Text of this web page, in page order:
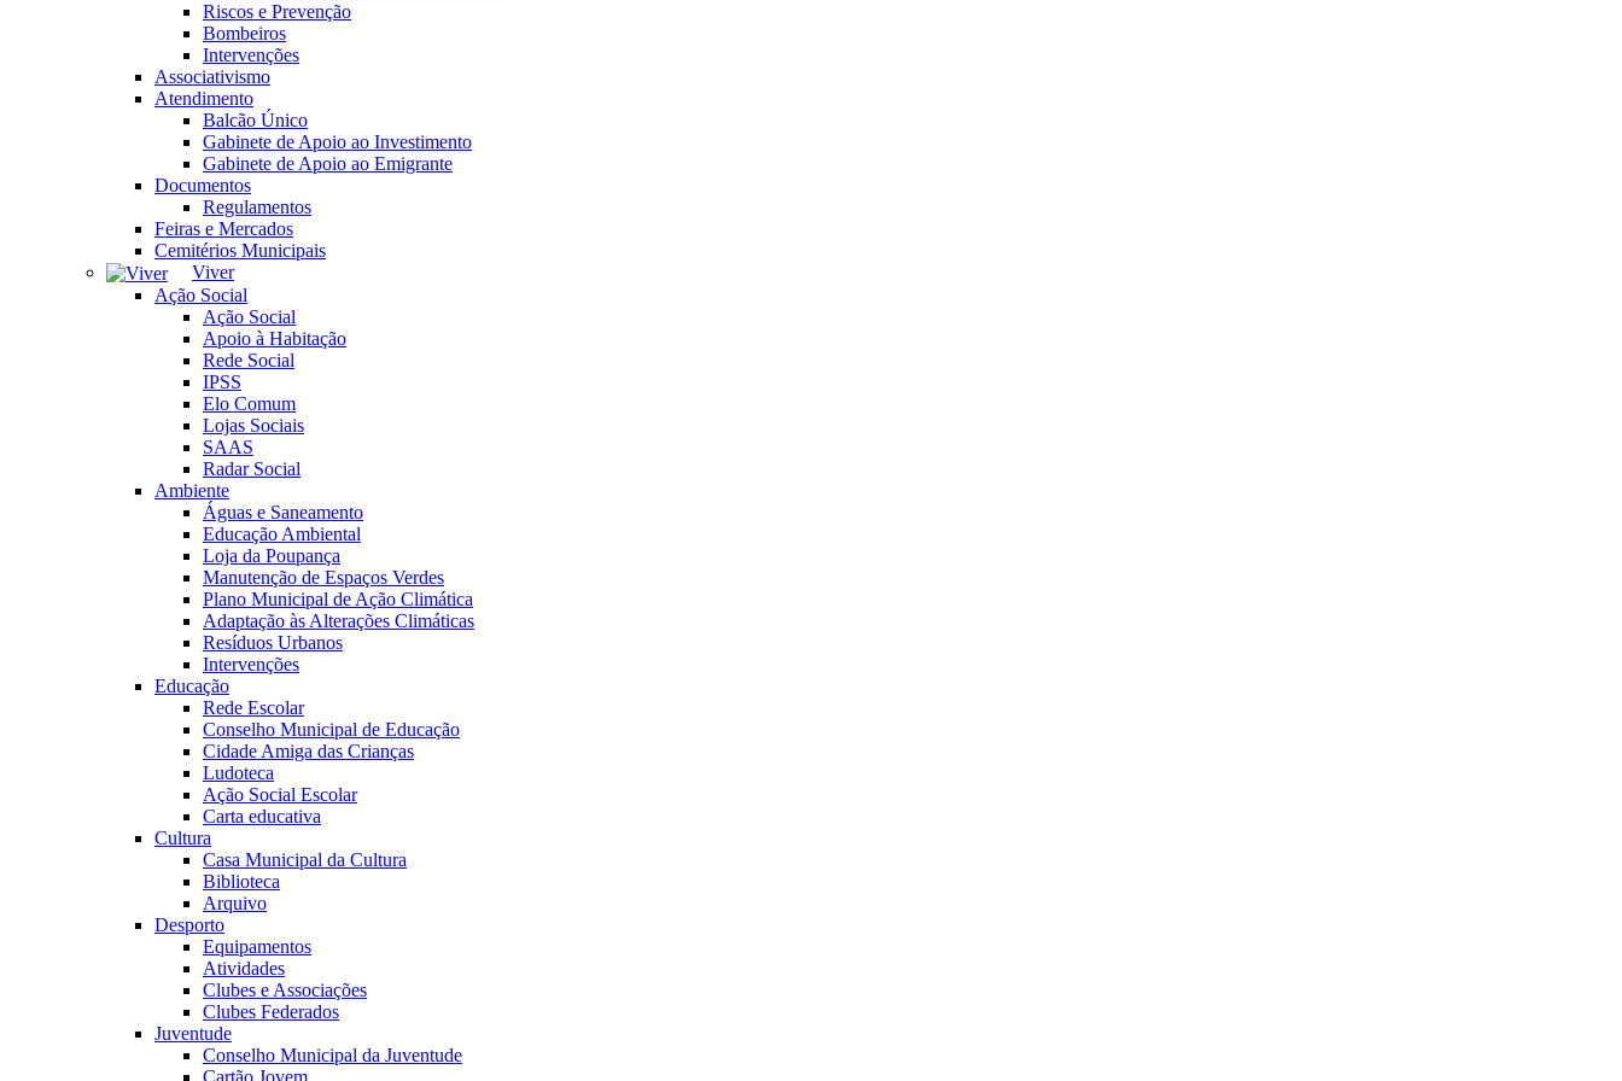
Riscos e Prevenção
Bombeiros
Intervenções
Associativismo
Atendimento
Balcão Único
Gabinete de Apoio ao Investimento
Gabinete de Apoio ao Emigrante
Documentos
Regulamentos
Feiras e Mercados
Cemitérios Municipais
Viver
Ação Social
Ação Social
Apoio à Habitação
Rede Social
IPSS
Elo Comum
Lojas Sociais
SAAS
Radar Social
Ambiente
Águas e Saneamento
Educação Ambiental
Loja da Poupança
Manutenção de Espaços Verdes
Plano Municipal de Ação Climática
Adaptação às Alterações Climáticas
Resíduos Urbanos
Intervenções
Educação
Rede Escolar
Conselho Municipal de Educação
Cidade Amiga das Crianças
Ludoteca
Ação Social Escolar
Carta educativa
Cultura
Casa Municipal da Cultura
Biblioteca
Arquivo
Desporto
Equipamentos
Atividades
Clubes e Associações
Clubes Federados
Juventude
Conselho Municipal da Juventude
Cartão Jovem